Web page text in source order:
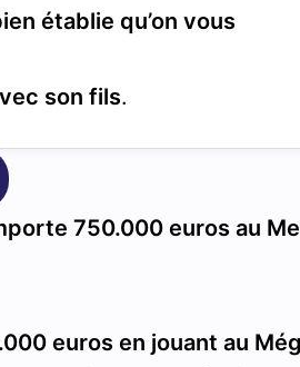
établie qu’on vous
son fils.
750.000 euros au
euros en jouant au